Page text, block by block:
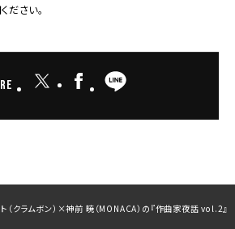
ださい。
（クラムボン）×神前 暁（MONACA）の『作曲家夜話 vol.2』